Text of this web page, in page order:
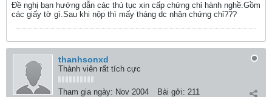
Đề nghị bạn hướng dẫn các thủ tục xin cấp chứng chỉ hành nghề.Gồm
các giấy tờ gì.Sau khi nộp thì mấy tháng dc nhận chứng chỉ???
thanhsonxd
Thành viên rất tích cực
Tham gia ngày: Nov 2004 Bài gởi: 211